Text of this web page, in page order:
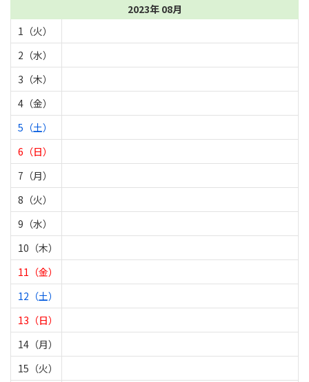
2023年 08月
1（火）
2（水）
3（木）
4（金）
5（土）
6（日）
7（月）
8（火）
9（水）
10（木）
11（金）
12（土）
13（日）
14（月）
15（火）